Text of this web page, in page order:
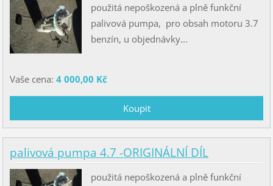
použitá nepoškozená a plně funkční
palivová pumpa, pro obsah motoru 3.7
benzín, u objednávky...
Vaše cena: 4 000,00 Kč
palivová pumpa 4.7 -ORIGINÁLNÍ DÍL
použitá nepoškozená a plně funkční